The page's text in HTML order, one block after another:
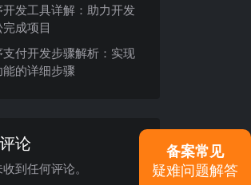
发工具详解：助力开发
成项目
付开发步骤解析：实现
的详细步骤
论
到任何评论。
备案常见
疑难问题解答